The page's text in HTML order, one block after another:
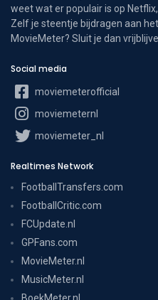
weet wat er populair is op
Zelf je steentje bijdragen aan
MovieMeter? Sluit je dan
Social media
moviemeterofficial
moviemeternl
moviemeter_nl
Realtimes Network
FootballTransfers.com
FootballCritic.com
FCUpdate.nl
GPFans.com
MovieMeter.nl
MusicMeter.nl